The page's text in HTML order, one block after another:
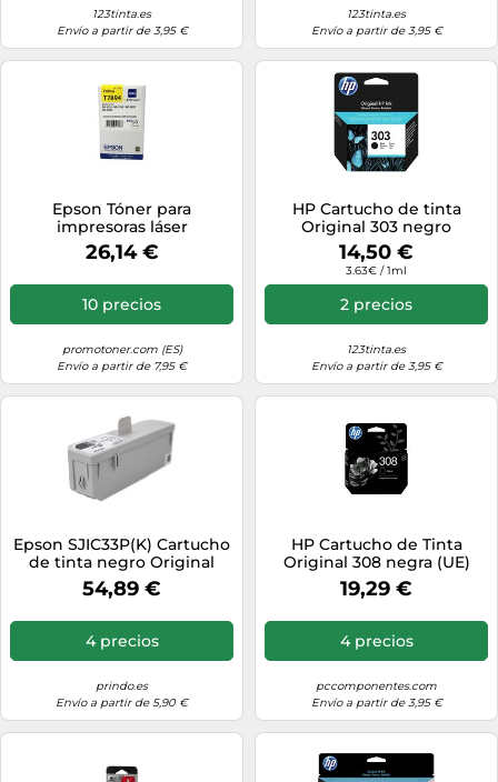
123tinta.es
Envío a partir de 3,95 €
123tinta.es
Envío a partir de 3,95 €
Epson Tóner para
impresoras láser
C13T789440 – 4000 páginas
– Color Amarillo
26,14 €
10 precios
promotoner.com (ES)
Envío a partir de 7,95 €
HP Cartucho de tinta
Original 303 negro
14,50 €
3.63€ / 1ml
2 precios
123tinta.es
Envío a partir de 3,95 €
Epson SJIC33P(K) Cartucho
de tinta negro Original
C33S020700
54,89 €
4 precios
prindo.es
Envío a partir de 5,90 €
HP Cartucho de Tinta
Original 308 negra (UE)
19,29 €
4 precios
pccomponentes.com
Envío a partir de 3,95 €